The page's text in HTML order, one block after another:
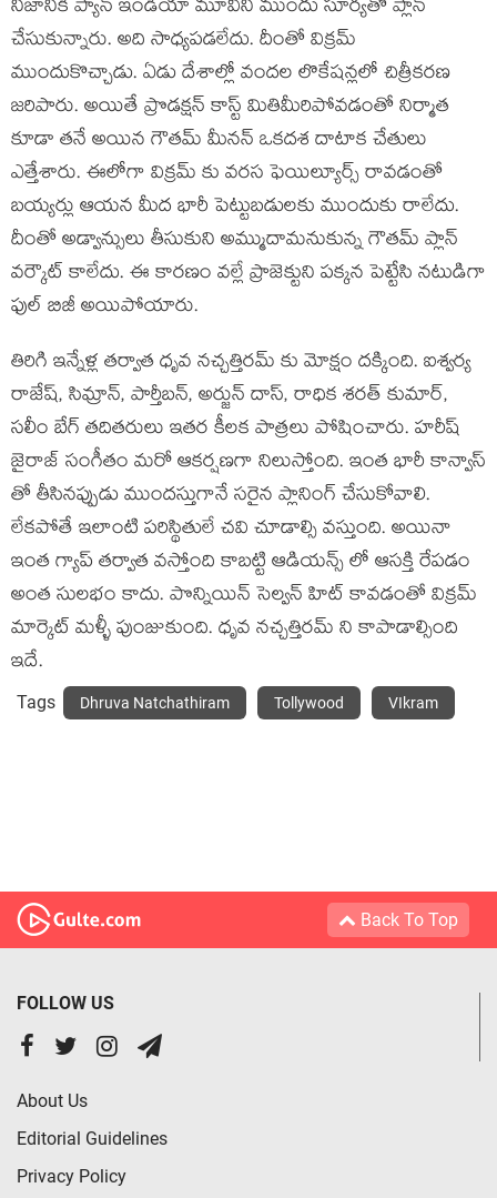
నిజానికీ ప్యాన్ ఇండియా మూవీని ముందు సూర్యతో ప్లాన్
చేసుకున్నారు. అది సాధ్యపడలేదు. దీంతో విక్రమ్
ముందుకొచ్చాడు. ఏడు దేశాల్లో వందల లొకేషన్లలో చిత్రీకరణ
జరిపారు. అయితే ప్రొడక్షన్ కాస్ట్ మితిమీరిపోవడంతో నిర్మాత
కూడా తనే అయిన గౌతమ్ మీనన్ ఒకదశ దాటాక చేతులు
ఎత్తేశారు. ఈలోగా విక్రమ్ కు వరస ఫెయిల్యూర్స్ రావడంతో
బయ్యర్లు ఆయన మీద భారీ పెట్టుబడులకు ముందుకు రాలేదు.
దీంతో అడ్వాన్సులు తీసుకుని అమ్ముదామనుకున్న గౌతమ్ ప్లాన్
వర్కౌట్ కాలేదు. ఈ కారణం వల్లే ప్రాజెక్టుని పక్కన పెట్టేసి నటుడిగా
ఫుల్ బిజీ అయిపోయారు.
తిరిగి ఇన్నేళ్ల తర్వాత ధృవ నచ్చత్తిరమ్ కు మోక్షం దక్కింది. ఐశ్వర్య
రాజేష్, సిమ్రాన్, పార్తీబన్, అర్జున్ దాస్, రాధిక శరత్ కుమార్,
సలీం బేగ్ తదితరులు ఇతర కీలక పాత్రలు పోషించారు. హరీష్
జైరాజ్ సంగీతం మరో ఆకర్షణగా నిలుస్తోంది. ఇంత భారీ కాన్వాస్
తో తీసినప్పుడు ముందస్తుగానే సరైన ప్లానింగ్ చేసుకోవాలి.
లేకపోతే ఇలాంటి పరిస్థితులే చవి చూడాల్సి వస్తుంది. అయినా
ఇంత గ్యాప్ తర్వాత వస్తోంది కాబట్టి ఆడియన్స్ లో ఆసక్తి రేపడం
అంత సులభం కాదు. పొన్నియిన్ సెల్వన్ హిట్ కావడంతో విక్రమ్
మార్కెట్ మళ్ళీ పుంజుకుంది. ధృవ నచ్చత్తిరమ్ ని కాపాడాల్సింది
ఇదే.
Tags Dhruva Natchathiram Tollywood VIkram
Back To Top
FOLLOW US
About Us
Editorial Guidelines
Privacy Policy